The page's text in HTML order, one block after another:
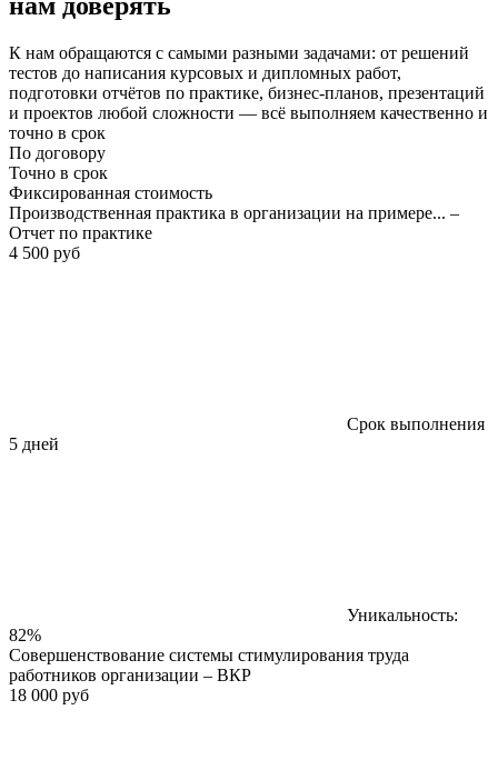
нам доверять
К нам обращаются с самыми разными задачами: от решений
тестов до написания курсовых и дипломных работ,
подготовки отчётов по практике, бизнес-планов, презентаций
и проектов любой сложности — всё выполняем качественно и
точно в срок
По договору
Точно в срок
Фиксированная стоимость
Производственная практика в организации на примере... –
Отчет по практике
4 500 руб
Срок выполнения
5 дней
Уникальность:
82%
Совершенствование системы стимулирования труда
работников организации – ВКР
18 000 руб